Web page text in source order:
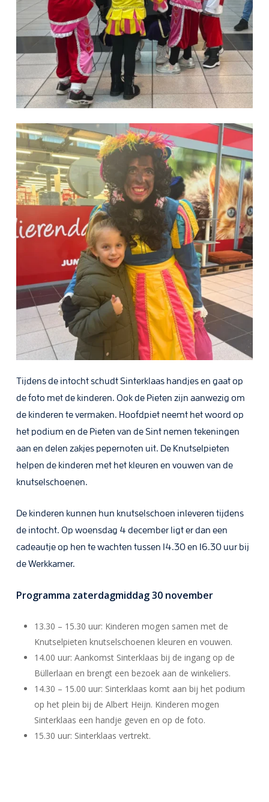
Tijdens de intocht schudt Sinterklaas handjes en gaat op
de foto met de kinderen. Ook de Pieten zijn aanwezig om
de kinderen te vermaken. Hoofdpiet neemt het woord op
het podium en de Pieten van de Sint nemen tekeningen
aan en delen zakjes pepernoten uit. De Knutselpieten
helpen de kinderen met het kleuren en vouwen van de
knutselschoenen.
De kinderen kunnen hun knutselschoen inleveren tijdens
de intocht. Op woensdag 4 december ligt er dan een
cadeautje op hen te wachten tussen 14.30 en 16.30 uur bij
de Werkkamer.
Programma zaterdagmiddag 30 november
13.30 – 15.30 uur: Kinderen mogen samen met de
Knutselpieten knutselschoenen kleuren en vouwen.
14.00 uur: Aankomst Sinterklaas bij de ingang op de
Büllerlaan en brengt een bezoek aan de winkeliers.
14.30 – 15.00 uur: Sinterklaas komt aan bij het podium
op het plein bij de Albert Heijn. Kinderen mogen
Sinterklaas een handje geven en op de foto.
15.30 uur: Sinterklaas vertrekt.